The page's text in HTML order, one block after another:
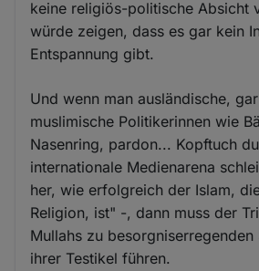
keine religiös-politische Absicht
würde zeigen, dass es gar kein
Entspannung gibt.
Und wenn man ausländische,
muslimische Politikerinnen wie
Nasenring, pardon... Kopftuch
internationale Medienarena
her, wie erfolgreich der Islam,
Religion, ist" -, dann muss der
Mullahs zu besorgniserregenden
ihrer Testikel führen.